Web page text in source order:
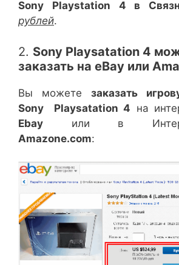
Sony Playstation 4 в
рублей.
2. Sony Playsatation 4
заказать на eBay или
Вы можете заказать
Sony Playsatation 4 на
Ebay или в
Amazone.com: